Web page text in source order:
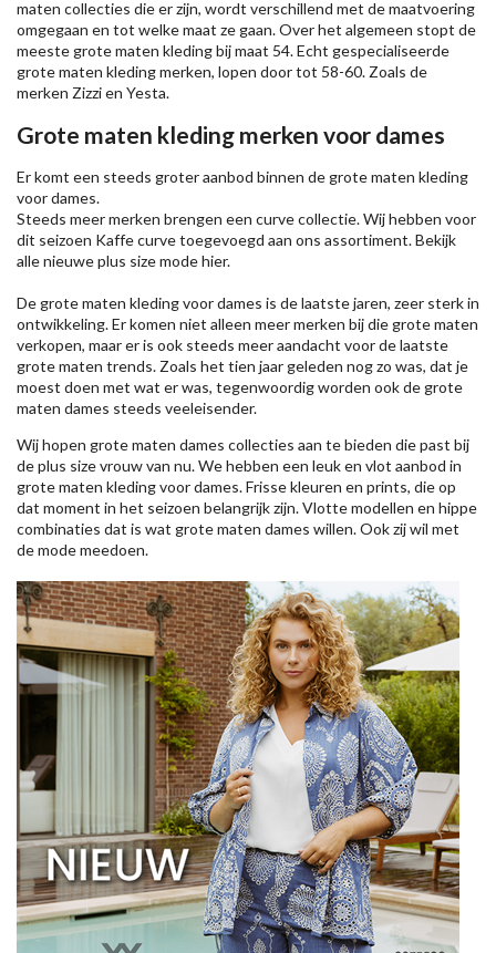
maten collecties die er zijn, wordt verschillend met de maatvoering
omgegaan en tot welke maat ze gaan. Over het algemeen stopt de
meeste grote maten kleding bij maat 54. Echt gespecialiseerde
grote maten kleding merken, lopen door tot 58-60. Zoals de
merken Zizzien Yesta.
Grote maten kleding merken voor dames
Er komt een steeds groter aanbod binnen de grote maten kleding
voor dames.
Steeds meer merken brengen een curve collectie. Wij hebben voor
dit seizoen Kaffecurve toegevoegd aan ons assortiment. Bekijk
alle nieuweplus size modehier.
De grote maten kleding voor dames is de laatste jaren, zeer sterk in
ontwikkeling. Er komen niet alleen meer merken bij die grote maten
verkopen, maar er is ook steeds meer aandacht voor de laatste
grote maten trends. Zoals het tien jaar geleden nog zo was, dat je
moest doen met wat er was, tegenwoordig worden ook de grote
maten dames steeds veeleisender.
Wij hopen grote maten dames collecties aan te bieden die past bij
de plus size vrouw van nu. We hebben een leuk en vlot aanbod in
grote maten kleding voor dames. Frisse kleuren en prints, die op
dat moment in het seizoen belangrijk zijn. Vlotte modellen en hippe
combinaties dat is wat grote maten dames willen. Ook zij wil met
de mode meedoen.